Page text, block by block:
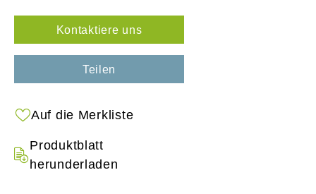
Kontaktiere uns
Teilen
Auf die Merkliste
Produktblatt
herunderladen